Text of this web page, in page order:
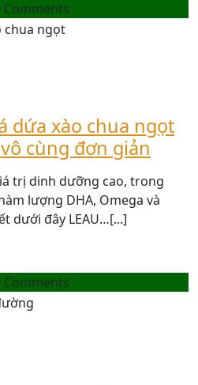
Comments
dứa xào chua ngọt
cùng đơn giản
trị dinh dưỡng cao, trong
lượng DHA, Omega và
dưới đây LEAU…[...]
Comments